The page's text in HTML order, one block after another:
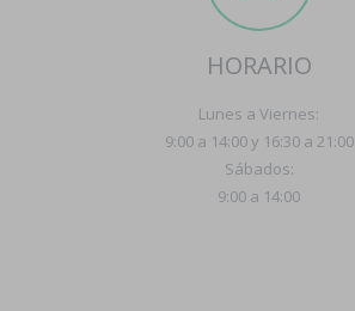
HORARIO
Lunes a Viernes:
9:00 a 14:00 y 16:30 a 21:00
Sábados:
9:00 a 14:00